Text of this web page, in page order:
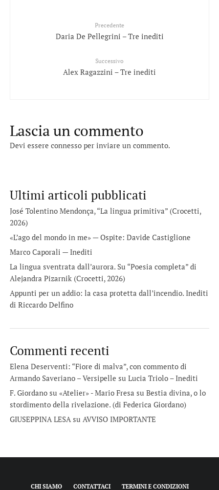
Precedente
Daria De Pellegrini – Tre inediti
Successivo
Alex Ragazzini – Tre inediti
Lascia un commento
Devi essere connesso per inviare un commento.
Ultimi articoli pubblicati
José Tolentino Mendonça, “La lingua primitiva” (Crocetti,
2026)
«L’ago del mondo in me» — Ospite: Davide Castiglione
Marco Caporali — Inediti
La lingua sventrata dall’aurora. Su “Poesia completa” di
Alejandra Pizarnik (Crocetti, 2026)
Appunti per un addio: la casa protetta dall’incendio. Inediti
di Riccardo Delfino
Commenti recenti
Elena Deserventi: “Fiore di malva”, con commento di
Armando Saveriano – Versipelle su Lucia Triolo – Inediti
F. Giordano su «Atelier» - Mario Fresa su Bestia divina, o lo
stordimento della rivelazione. (di Federica Giordano)
GIUSEPPINA LESAsu AVVISO IMPORTANTE
CHI SIAMO CONTATTACI TERMINI E CONDIZIONI